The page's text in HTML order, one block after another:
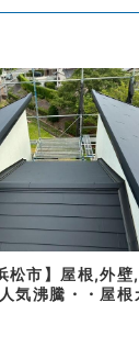
松市】屋根,外壁
気沸騰・・屋根